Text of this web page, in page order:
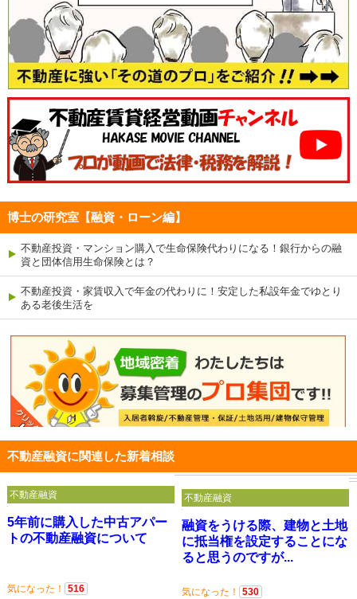
博士の研究室【融資・ローン編】
不動産投資・マンション購入で生命保険代わりになる！銀行からの融
資と団体信用生命保険とは？
不動産投資・家賃収入で年金の代わりに！安定した私設年金でゆとり
ある老後生活を
不動産融資に関連した新着相談
5年前に購入した中古アパー
トの不動産融資について
気になった！ 516
不動産融資
融資をうける際、建物と土地
に抵当権を設定することにな
ると思うのですが...
気になった！ 530
不動産融資